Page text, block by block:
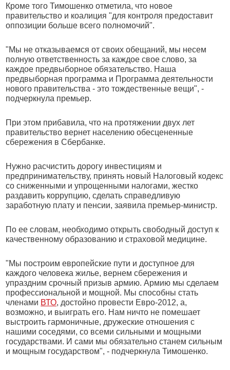
Кроме того Тимошенко отметила, что новое
правительство и коалиция "для контроля предоставит
оппозиции больше всего полномочий".
"Мы не отказываемся от своих обещаний, мы несем
полную ответственность за каждое свое слово, за
каждое предвыборное обязательство. Наша
предвыборная программа и Программа деятельности
нового правительства - это тождественные вещи", -
подчеркнула премьер.
При этом прибавила, что на протяжении двух лет
правительство вернет населению обесцененные
сбережения в Сбербанке.
Нужно расчистить дорогу инвестициям и
предпринимательству, принять новый Налоговый кодекс
со сниженными и упрощенными налогами, жестко
раздавить коррупцию, сделать справедливую
заработную плату и пенсии, заявила премьер-министр.
По ее словам, необходимо открыть свободный доступ к
качественному образованию и страховой медицине.
"Мы построим европейские пути и доступное для
каждого человека жилье, вернем сбережения и
упраздним срочный призыв армию. Армию мы сделаем
профессиональной и мощной. Мы способны стать
членами ВТО, достойно провести Евро-2012, а,
возможно, и выиграть его. Нам ничто не помешает
выстроить гармоничные, дружеские отношения с
нашими соседями, со всеми сильными и мощными
государствами. И сами мы обязательно станем сильным
и мощным государством", - подчеркнула Тимошенко.